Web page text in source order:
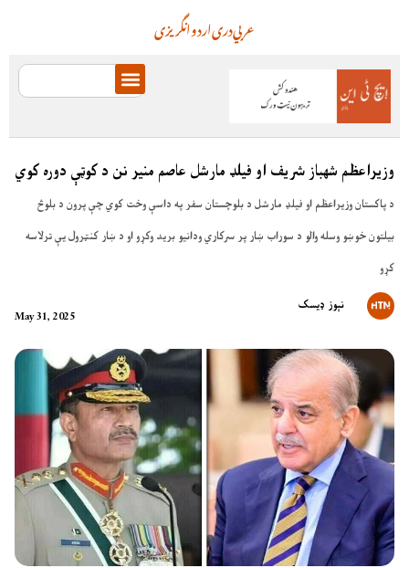
انگریزیاردودریعربي
وزیراعظم شهباز شریف او فیلډ مارشل عاصم منیر نن د کوټې دوره کوي
د پاکستان وزیراعظم او فیلډ مارشل د بلوچستان سفر په داسې وخت کوي چې پرون د بلوڅ
بیلتون خوښو وسله والو د سوراب ښار پر سرکاري ودانیو برید وکړو او د ښار کنټرول یې ترلاسه
کړو
May 31, 2025
نېوز ډیسک